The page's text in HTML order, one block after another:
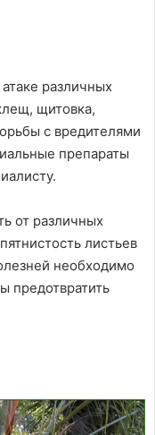
различных
щитовка,
с вредителями
препараты
от различных
листьев
необходимо
предотвратить